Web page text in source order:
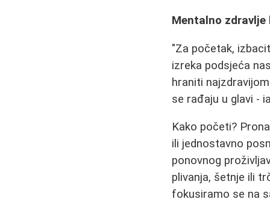
Mentalno zdravlje
"Za početak,
izreka podsjeća
hraniti
se rađaju u glavi -
Kako početi?
ili jednostavno
ponovnog
plivanja, šetnje ili
fokusiramo se na